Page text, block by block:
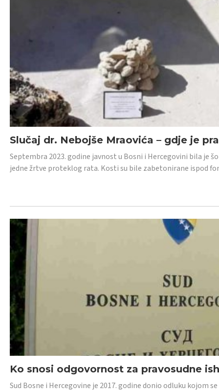
Slučaj dr. Nebojše Mraovića – gdje je
Septembra 2023. godine javnost u Bosni i Hercegovini bila je
jedne žrtve proteklog rata. Kosti su bile zabetonirane ispod
Ko snosi odgovornost za pravosudne
Sud Bosne i Hercegovine je 2017. godine donio odluku kojom